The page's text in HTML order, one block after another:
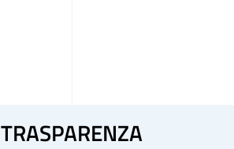
TRASPARENZA